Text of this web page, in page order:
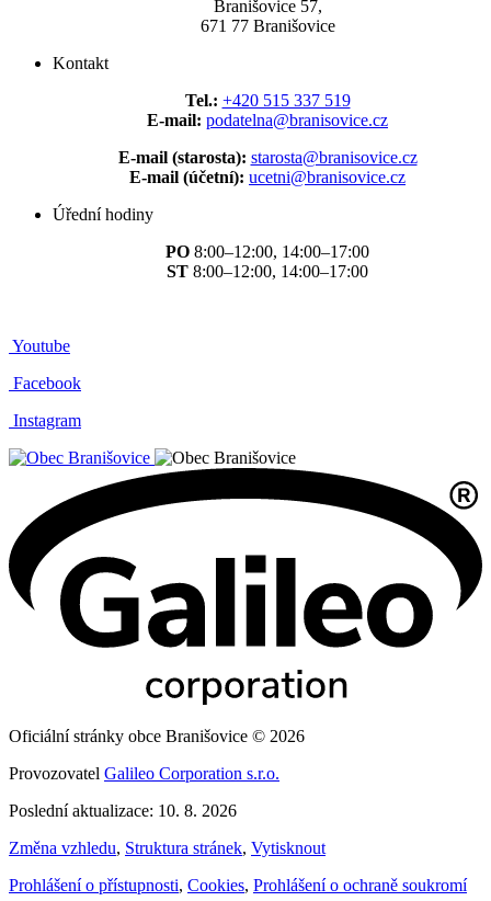
Branišovice 57,
671 77 Branišovice
Kontakt
Tel.: +420 515 337 519
E-mail: podatelna@branisovice.cz
E-mail (starosta): starosta@branisovice.cz
E-mail (účetní): ucetni@branisovice.cz
Úřední hodiny
PO 8:00–12:00, 14:00–17:00
ST 8:00–12:00, 14:00–17:00
Youtube
Facebook
Instagram
Oficiální stránky obce Branišovice © 2026
Provozovatel Galileo Corporation s.r.o.
Poslední aktualizace: 10. 8. 2026
Změna vzhledu, Struktura stránek, Vytisknout
Prohlášení o přístupnosti, Cookies, Prohlášení o ochraně soukromí